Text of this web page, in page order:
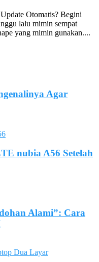
Otomatis? Begini
lalu mimin sempat
yang mimin gunakan....
Agar
nubia A56 Setelah
Alami”: Cara